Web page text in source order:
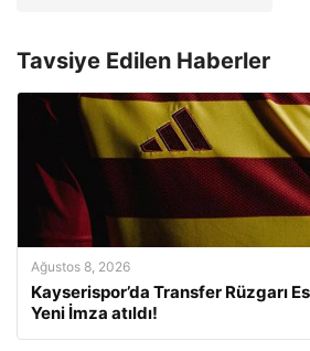
Tavsiye Edilen Haberler
Ağustos 8, 2026
Kayserispor’da Transfer Rüzgarı
Yeni İmza atıldı!